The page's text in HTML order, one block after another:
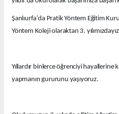
Şanlıurfa’da Pratik Yöntem Eğitim
Yöntem Koleji olaraktan 3.
Yıllardır binlerce öğrenciyi
yapmanın gururunu yaşıyoruz.